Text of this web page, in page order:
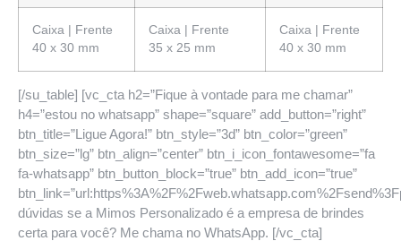
Caixa | Frente
40 x 30 mm
Caixa | Frente
35 x 25 mm
Caixa | Frente
40 x 30 mm
[/su_table] [vc_cta h2=”Fique à vontade para me chamar”
h4=”estou no whatsapp” shape=”square” add_button=”right”
btn_title=”Ligue Agora!” btn_style=”3d” btn_color=”green”
btn_size=”lg” btn_align=”center” btn_i_icon_fontawesome=”fa
fa-whatsapp” btn_button_block=”true” btn_add_icon=”true”
dúvidas se a Mimos Personalizado é a empresa de brindes
certa para você? Me chama no WhatsApp. [/vc_cta]